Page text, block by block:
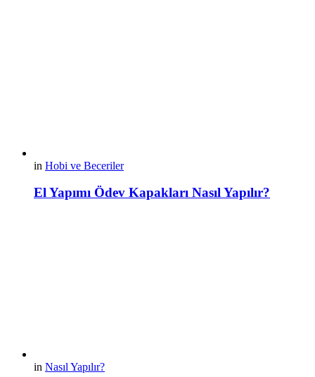
in Hobi ve Beceriler
El Yapımı Ödev Kapakları Nasıl Yapılır?
in Nasıl Yapılır?